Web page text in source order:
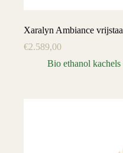
Xaralyn Ambiance
€2.589,00
Bio ethanol kachels